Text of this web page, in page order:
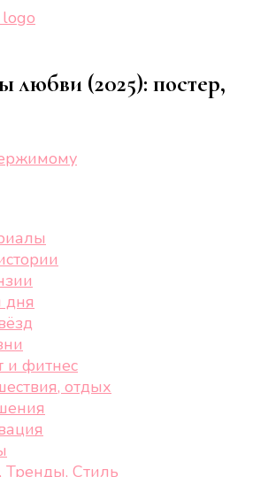
жизни, спорте, стиле, отдыхе и
(2025): постер,
дня
и фитнес
отдых
Тренды, Стиль